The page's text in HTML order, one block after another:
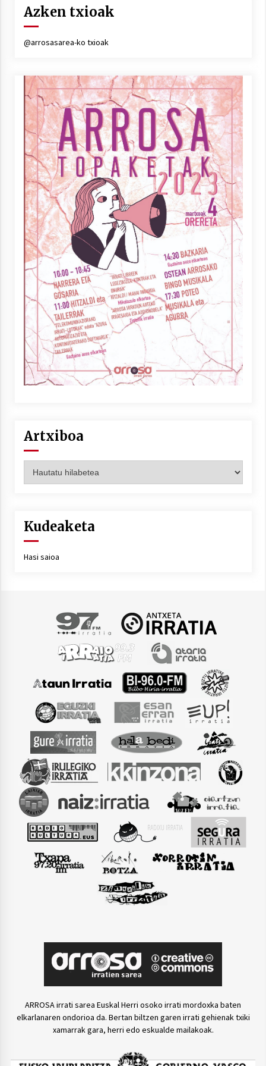
Arrosa sareko IX. topaketak!
2021/10/13
2021/10/04
Segura irratian Arrosaren 20 urteez
2021/07/22
Arrosari buruzko erreportaia
2021/07/16
Berria egunkarian elkarrizketa
Arrosaren 20 urteez
2021/07/06
Hala Bedi irratiko Hizpidea saioan
Arrosaren laburpen bideoa Hamaika
Telebistaren eskutik
Azken txioak
@arrosasarea-ko txioak
Artxiboa
Kudeaketa
Hasi saioa
ARROSA irrati sarea Euskal Herri osoko irrati mordoxka baten
elkarlanaren ondorioa da. Bertan biltzen garen irrati gehienak txiki
xamarrak gara, herri edo eskualde mailakoak.